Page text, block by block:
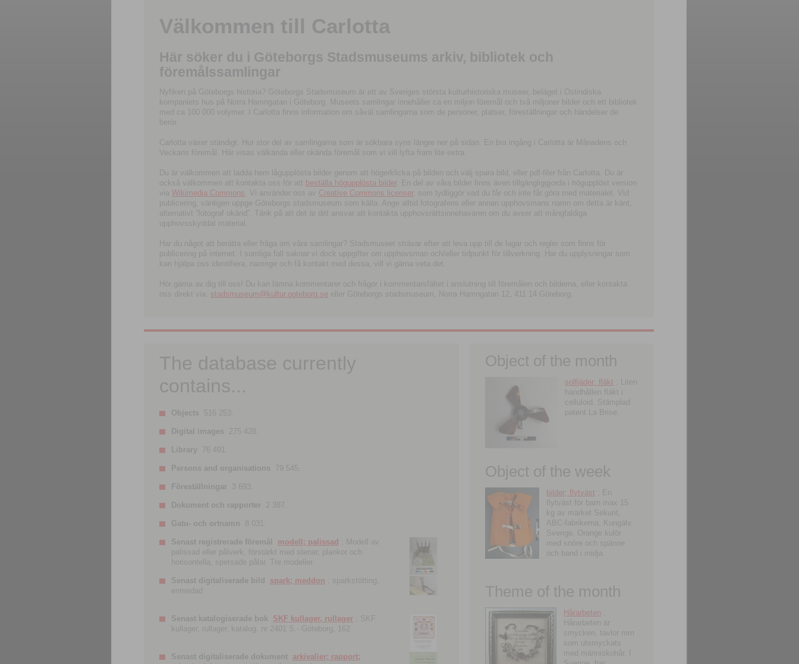
Välkommen till Carlotta
Här söker du i Göteborgs Stadsmuseums arkiv, bibliotek och
föremålssamlingar
Nyfiken på Göteborgs historia? Göteborgs Stadsmuseum är ett av Sveriges största kulturhistoriska museer, beläget i Ostindiska
kompaniets hus på Norra Hamngatan i Göteborg. Museets samlingar innehåller ca en miljon föremål och två miljoner bilder och ett bibliotek
med ca 100 000 volymer. I Carlotta finns information om såväl samlingarna som de personer, platser, föreställningar och händelser de
berör.
Carlotta växer ständigt. Hur stor del av samlingarna som är sökbara syns längre ner på sidan. En bra ingång i Carlotta är Månadens och
Veckans föremål. Här visas välkända eller okända föremål som vi vill lyfta fram lite extra.
Du är välkommen att ladda hem lågupplösta bilder genom att högerklicka på bilden och välj spara bild, eller pdf-filer från Carlotta. Du är
också välkommen att kontakta oss för att beställa högupplösta bilder. En del av våra bilder finns även tillgängliggjorda i högupplöst version
via Wikimedia Commons . Vi använder oss av Creative Commons licenser, som tydliggör vad du får och inte får göra med materialet. Vid
publicering, vänligen uppge Göteborgs stadsmuseum som källa. Ange alltid fotografens eller annan upphovsmans namn om detta är känt,
alternativt ”fotograf okänd”. Tänk på att det är ditt ansvar att kontakta upphovsrättsinnehavaren om du avser att mångfaldiga
upphovsskyddat material.
Har du något att berätta eller fråga om våra samlingar? Stadsmuseet strävar efter att leva upp till de lagar och regler som finns för
publicering på internet. I somliga fall saknar vi dock uppgifter om upphovsman och/eller tidpunkt för tillverkning. Har du upplysningar som
kan hjälpa oss identifiera, namnge och få kontakt med dessa, vill vi gärna veta det.
Hör gärna av dig till oss! Du kan lämna kommentarer och frågor i kommentarsfältet i anslutning till föremålen och bilderna, eller kontakta
oss direkt via: stadsmuseum@kultur.goteborg.se eller Göteborgs stadsmuseum, Norra Hamngatan 12, 411 14 Göteborg.
The database currently
contains...
Objects 516 253.
Digital images 275 428.
Library 76 491.
Persons and organisations 79 545.
Föreställningar 3 693.
Dokument och rapporter 2 387.
Gatu- och ortnamn 8 031.
Senast registrerade föremål modell; palissad
; Modell av
palissad eller pålverk, förstärkt med stenar, plankor och
horisontella, spetsade pålar. Tre modeller.
Senast digitaliserade bild spark; meddon ; sparkstötting,
enmedad
Senast katalogiserade bok SKF kullager, rullager ; SKF
kullager, rullager, katalog. nr 2401 S.- Göteborg, 162
Senast digitaliserade dokument arkivalier; rapport;
Object of the month
solfjäder; fläkt ; Liten
handhållen fläkt i
celluloid. Stämplad
patent La Brise.
Object of the week
bilder; flytväst ; En
flytväst för barn max 15
kg av märket Sekurit,
ABC-fabrikerna, Kungälv,
Sverige. Orange kulör
med snöre och spänne
och band i midja.
Theme of the month
Hårarbeten
Hårarbeten är
smycken, tavlor mm
som utsmyckats
med människohår. I